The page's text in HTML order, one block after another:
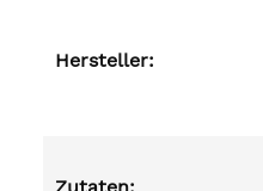
Hersteller: